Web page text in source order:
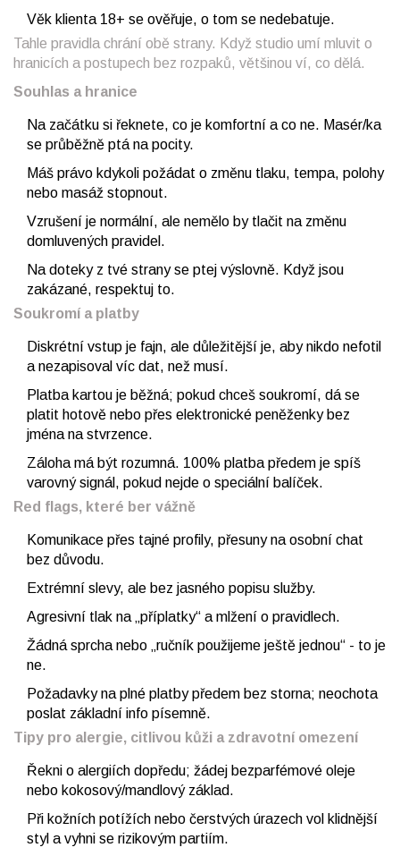
Věk klienta 18+ se ověřuje, o tom se nedebatuje.
Tahle pravidla chrání obě strany. Když studio umí mluvit o
hranicích a postupech bez rozpaků, většinou ví, co dělá.
Souhlas a hranice
Na začátku si řeknete, co je komfortní a co ne. Masér/ka
se průběžně ptá na pocity.
Máš právo kdykoli požádat o změnu tlaku, tempa, polohy
nebo masáž stopnout.
Vzrušení je normální, ale nemělo by tlačit na změnu
domluvených pravidel.
Na doteky z tvé strany se ptej výslovně. Když jsou
zakázané, respektuj to.
Soukromí a platby
Diskrétní vstup je fajn, ale důležitější je, aby nikdo nefotil
a nezapisoval víc dat, než musí.
Platba kartou je běžná; pokud chceš soukromí, dá se
platit hotově nebo přes elektronické peněženky bez
jména na stvrzence.
Záloha má být rozumná. 100% platba předem je spíš
varovný signál, pokud nejde o speciální balíček.
Red flags, které ber vážně
Komunikace přes tajné profily, přesuny na osobní chat
bez důvodu.
Extrémní slevy, ale bez jasného popisu služby.
Agresivní tlak na „příplatky“ a mlžení o pravidlech.
Žádná sprcha nebo „ručník použijeme ještě jednou“ - to je
ne.
Požadavky na plné platby předem bez storna; neochota
poslat základní info písemně.
Tipy pro alergie, citlivou kůži a zdravotní omezení
Řekni o alergiích dopředu; žádej bezparfémové oleje
nebo kokosový/mandlový základ.
Při kožních potížích nebo čerstvých úrazech vol klidnější
styl a vyhni se rizikovým partiím.